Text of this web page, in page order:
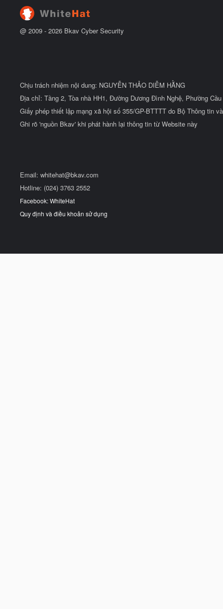
ầ
@ 2009 - 2026 Bkav Cyber Security
Chịu trách nhiệm nội dung: NGUYỄN THẢO DIỄM HẰNG
Địa chỉ: Tầng 2, Tòa nhà HH1, Đường Dương Đình Nghệ, Phường
Giấy phép thiết lập mạng xã hội số 355/GP-BTTTT do Bộ Thông tin
Ghi rõ 'nguồn Bkav' khi phát hành lại thông tin từ Website này
Email: whitehat@bkav.com
Hotline: (024) 3763 2552
Facebook: WhiteHat
Quy định và điều khoản sử dụng